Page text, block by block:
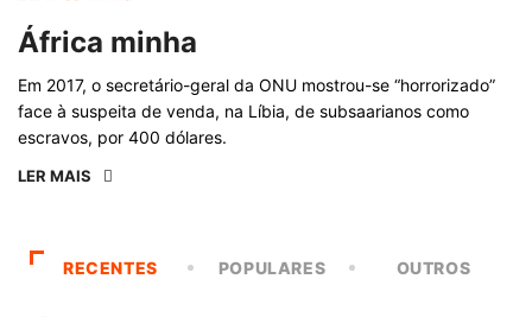
África minha
Em 2017, o secretário-geral da ONU mostrou-se “horrorizado”
face à suspeita de venda, na Líbia, de subsaarianos como
escravos, por 400 dólares.
LER MAIS
RECENTES POPULARES OUTROS